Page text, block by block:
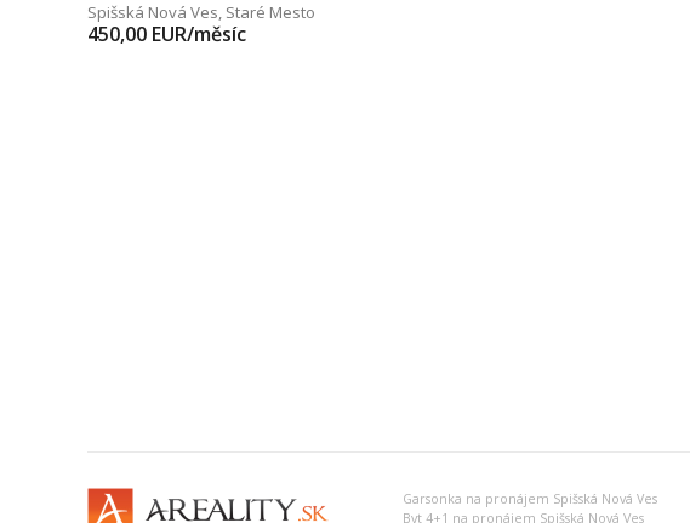
Spišská Nová Ves, Staré Mesto
450,00 EUR/měsíc
Garsonka na pronájem Spišská Nová Ves
Byt 4+1 na pronájem Spišská Nová Ves